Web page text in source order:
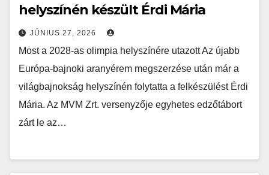
helyszínén készült Érdi Mária
JÚNIUS 27, 2026
Most a 2028-as olimpia helyszínére utazott Az újabb
Európa-bajnoki aranyérem megszerzése után már a
világbajnokság helyszínén folytatta a felkészülést Érdi
Mária. Az MVM Zrt. versenyzője egyhetes edzőtábort
zárt le az…